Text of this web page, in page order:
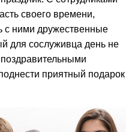
своего времени,
с ними дружественные
для сослуживца день не
поздравительными
приятный подарок